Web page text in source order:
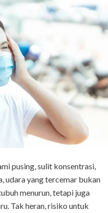
pusing, sulit konsentrasi,
udara yang tercemar bukan
menurun, tetapi juga
Tak heran, risiko untuk